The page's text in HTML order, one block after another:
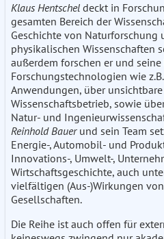
Klaus Hentschel deckt in
gesamten Bereich der
Geschichte von Naturforschung
physikalischen Wissenschaften
außerdem forschen er und
Forschungstechnologien wie
Anwendungen, über
Wissenschaftsbetrieb, sowie
Natur- und
Reinhold Bauerund sein Team
Energie-, Automobil- und
Innovations-, Umwelt-,
Wirtschaftsgeschichte, auch
vielfältigen (Aus-)Wirkungen
Gesellschaften.
Die Reihe ist auch offen für